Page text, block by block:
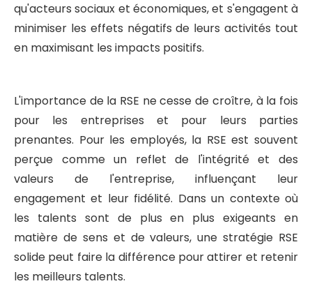
qu'acteurs sociaux et économiques, et s'engagent à
minimiser les effets négatifs de leurs activités tout
en maximisant les impacts positifs.
L'importance de la RSE ne cesse de croître, à la fois
pour les entreprises et pour leurs parties
prenantes. Pour les employés, la RSE est souvent
perçue comme un reflet de l'intégrité et des
valeurs de l'entreprise, influençant leur
engagement et leur fidélité. Dans un contexte où
les talents sont de plus en plus exigeants en
matière de sens et de valeurs, une stratégie RSE
solide peut faire la différence pour attirer et retenir
les meilleurs talents.